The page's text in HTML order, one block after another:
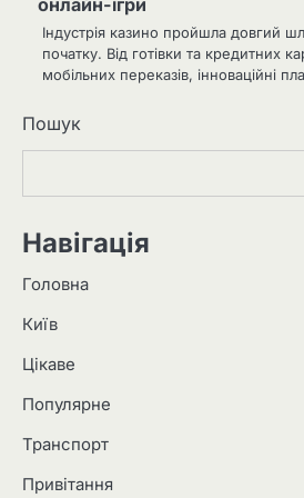
онлайн-ігри
Індустрія казино пройшла довгий
початку. Від готівки та кредитних
мобільних переказів, інноваційні
Пошук
Навігація
Головна
Київ
Цікаве
Популярне
Транспорт
Привітання